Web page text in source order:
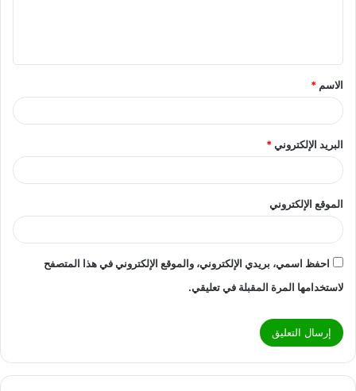
الاسم *
البريد الإلكتروني*
الموقع الإلكتروني
احفظ اسمي، بريدي الإلكتروني، والموقع الإلكتروني في هذا المتصفح
لاستخدامها المرة المقبلة في تعليقي.